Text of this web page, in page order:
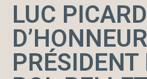
LUC
D’HONNEUR
PRÉSIDENT